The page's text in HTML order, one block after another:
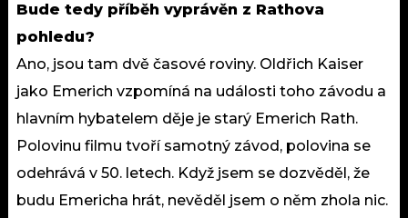
Bude tedy příběh vyprávěn z Rathova
pohledu?
Ano, jsou tam dvě časové roviny. Oldřich Kaiser
jako Emerich vzpomíná na události toho závodu a
hlavním hybatelem děje je starý Emerich Rath.
Polovinu filmu tvoří samotný závod, polovina se
odehrává v 50. letech. Když jsem se dozvěděl, že
budu Emericha hrát, nevěděl jsem o něm zhola nic.